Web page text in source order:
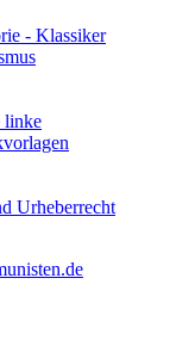
- Klassiker
linke
Urheberrecht